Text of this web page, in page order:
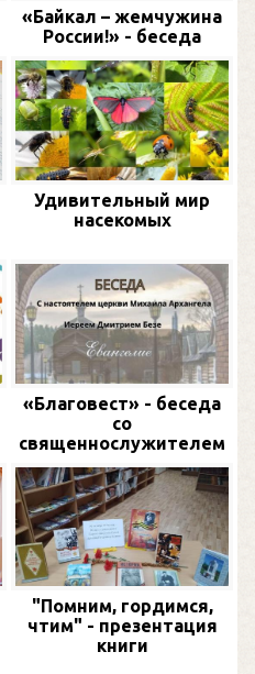
«Байкал – жемчужина
России!» - беседа
Удивительный мир
насекомых
«Благовест» - беседа
со
священнослужителем
"Помним, гордимся,
чтим" - презентация
книги